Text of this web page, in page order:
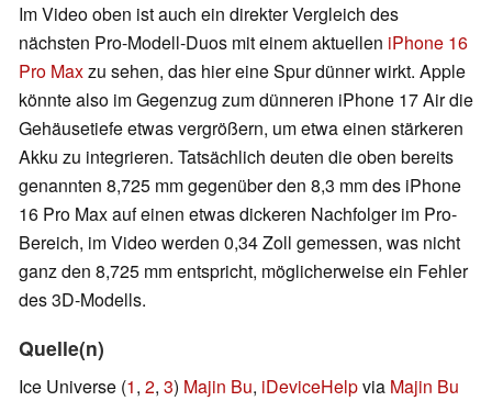
Im Video oben ist auch ein direkter Vergleich des
nächsten Pro-Modell-Duos mit einem aktuellen iPhone 16
Pro Maxzu sehen, das hier eine Spur dünner wirkt. Apple
könnte also im Gegenzug zum dünneren iPhone 17 Air die
Gehäusetiefe etwas vergrößern, um etwa einen stärkeren
Akku zu integrieren. Tatsächlich deuten die oben bereits
genannten 8,725 mm gegenüber den 8,3 mm des iPhone
16 Pro Max auf einen etwas dickeren Nachfolger im Pro-
Bereich, im Video werden 0,34 Zoll gemessen, was nicht
ganz den 8,725 mm entspricht, möglicherweise ein Fehler
des 3D-Modells.
Quelle(n)
Ice Universe (1, 2, 3) Majin Bu, iDeviceHelpvia Majin Bu